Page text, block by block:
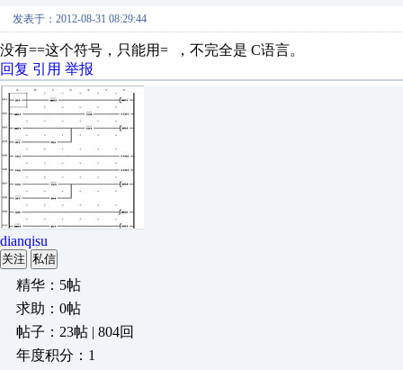
发表于：2012-08-31 08:29:44
没有==这个符号，只能用= ，不完全是 C语言。
回复 引用 举报
dianqisu
关注 私信
精华：5帖
求助：0帖
帖子：23帖 | 804回
年度积分：1